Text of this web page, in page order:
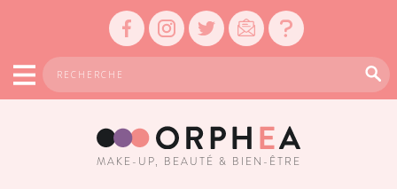
MAKE-UP, BEAUTÉ & BIEN-ÊTRE